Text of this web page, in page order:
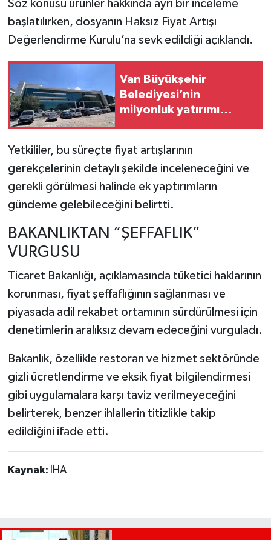
Söz konusu ürünler hakkında ayrı bir inceleme
başlatılırken, dosyanın Haksız Fiyat Artışı
Değerlendirme Kurulu’na sevk edildiği açıklandı.
Van Büyükşehir
Belediyesi’nin
milyonluk yatırımı
edildi” iddiası
Yetkililer, bu süreçte fiyat artışlarının
gerekçelerinin detaylı şekilde inceleneceğini ve
gerekli görülmesi halinde ek yaptırımların
gündeme gelebileceğini belirtti.
BAKANLIKTAN “ŞEFFAFLIK”
VURGUSU
Ticaret Bakanlığı, açıklamasında tüketici haklarının
korunması, fiyat şeffaflığının sağlanması ve
piyasada adil rekabet ortamının sürdürülmesi için
denetimlerin aralıksız devam edeceğini vurguladı.
Bakanlık, özellikle restoran ve hizmet sektöründe
gizli ücretlendirme ve eksik fiyat bilgilendirmesi
gibi uygulamalara karşı taviz verilmeyeceğini
belirterek, benzer ihlallerin titizlikle takip
edildiğini ifade etti.
Kaynak: İHA